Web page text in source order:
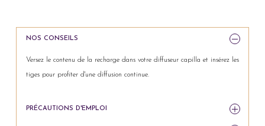
NOS CONSEILS
PRÉCAUTIONS D'EMPLOI
Versez le contenu de la recharge dans votre diffuseur capilla et insérez les
tiges pour profiter d'une diffusion continue.